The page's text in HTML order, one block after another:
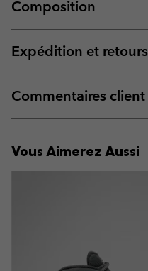
Composition
Expédition et retours
Commentaires client
Vous Aimerez Aussi